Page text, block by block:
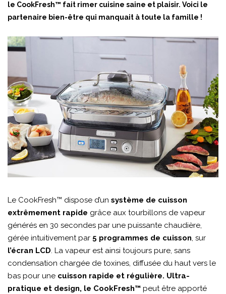
le CookFresh™ fait rimer cuisine saine et plaisir. Voici le
partenaire bien-être qui manquait à toute la famille !
Le CookFresh™ dispose d’un système de cuisson
extrêmement rapide grâce aux tourbillons de vapeur
générés en 30 secondes par une puissante chaudière,
gérée intuitivement par 5 programmes de cuisson, sur
l’écran LCD. La vapeur est ainsi toujours pure, sans
condensation chargée de toxines, diffusée du haut vers le
bas pour une cuisson rapide et régulière. Ultra-
pratique et design, le CookFresh™ peut être apporté